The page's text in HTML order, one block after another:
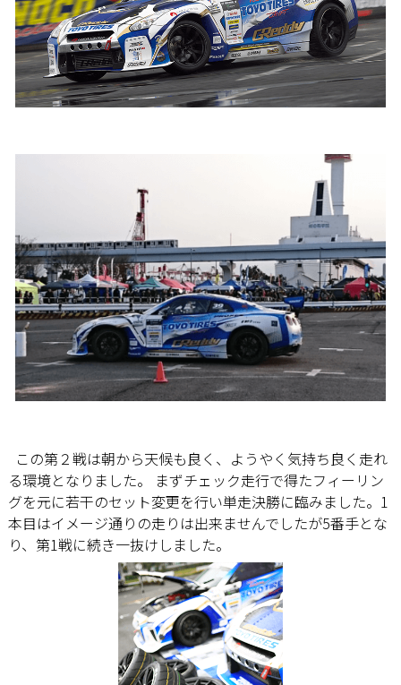
この第２戦は朝から天候も良く、ようやく気持ち良く走れ
る環境となりました。 まずチェック走行で得たフィーリン
グを元に若干のセット変更を行い単走決勝に臨みました。1
本目はイメージ通りの走りは出来ませんでしたが5番手とな
り、第1戦に続き一抜けしました。